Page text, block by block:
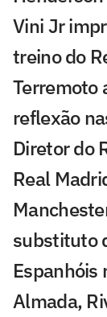
Vini Jr
treino do
Terremoto
reflexão
Diretor do
Real
substituto
Almada,